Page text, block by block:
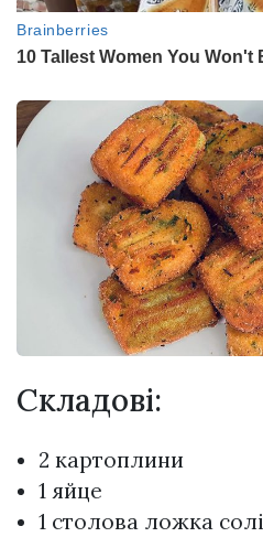
Складові:
2 картоплини
1 яйце
1 столова ложка солі